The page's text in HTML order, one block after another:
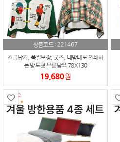
상품코드 :221467
긴급납기, 품질보장, 굿즈, 내맘대로 인쇄하
는 망토형 무릎담요 78X130
19,680원